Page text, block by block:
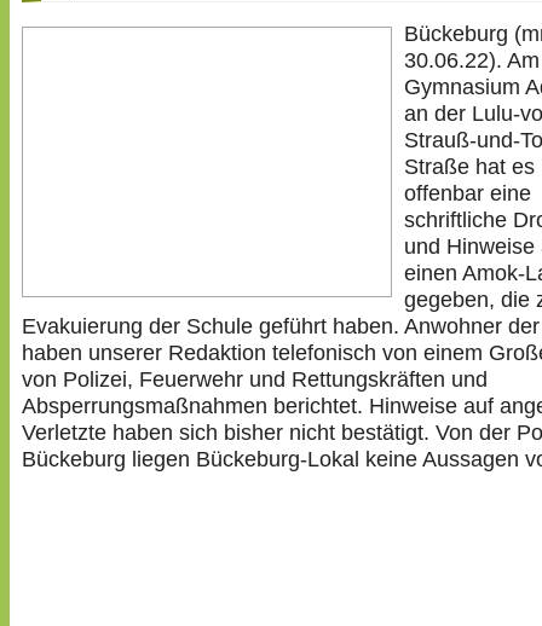
Bückeburg
30.06.22). Am
Gymnasium
an der Lulu-
Strauß-und-
Straße hat es
offenbar eine
schriftliche
und Hinweise
einen Amok-
gegeben, die
Evakuierung der Schule geführt haben. Anwohner
haben unserer Redaktion telefonisch von einem
von Polizei, Feuerwehr und Rettungskräften und
Absperrungsmaßnahmen berichtet. Hinweise auf
Verletzte haben sich bisher nicht bestätigt. Von der
Bückeburg liegen Bückeburg-Lokal keine Aussagen